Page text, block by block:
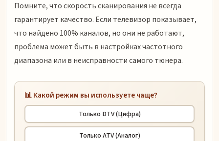
Помните, что скорость сканирования не всегда
гарантирует качество. Если телевизор показывает,
что найдено 100% каналов, но они не работают,
проблема может быть в настройках частотного
диапазона или в неисправности самого тюнера.
📊 Какой режим вы используете чаще?
Только DTV (Цифра)
Только ATV (Аналог)